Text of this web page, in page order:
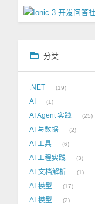
分类
.NET 19
AI 1
AI Agent 实践 25
AI 与数据 2
AI 工具 6
AI 工程实践 3
AI-文档解析 1
AI-模型 17
AI-模型 2